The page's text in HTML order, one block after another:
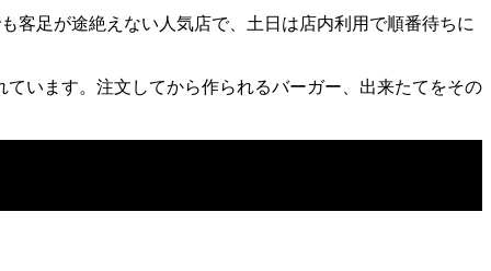
客足が途絶えない人気店で、土日は店内利用で順番待ちに
います。注文してから作られるバーガー、出来たてをその